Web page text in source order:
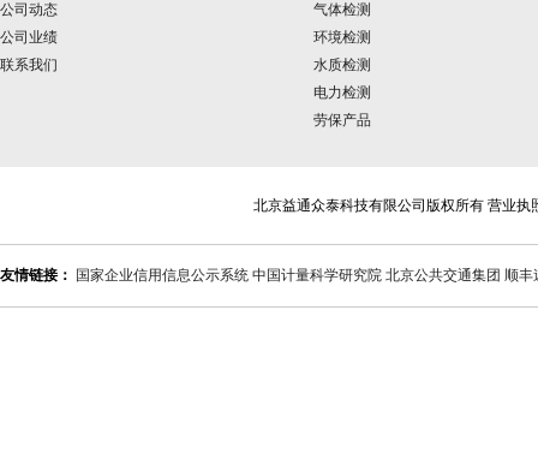
公司动态
公司业绩
联系我们
气体检测
环境检测
水质检测
电力检测
劳保产品
北京益通众泰科技有限公司版权所有 营业执
友情链接： 国家企业信用信息公示系统 中国计量科学研究院 北京公共交通集团 顺丰